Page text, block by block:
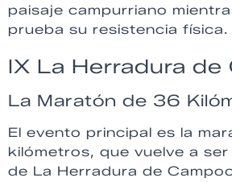
paisaje campurriano
prueba su resistencia física.
IX La Herradura de
La Maratón de 36
El evento principal es la
kilómetros, que vuelve a
de La Herradura de